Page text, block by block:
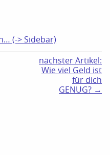
(-> Sidebar)
nächster Artikel:
Wie viel Geld ist
für dich
GENUG? →